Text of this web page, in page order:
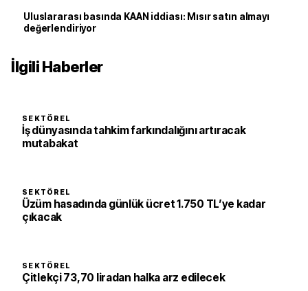
Uluslararası basında KAAN iddiası: Mısır satın almayı
değerlendiriyor
İlgili Haberler
SEKTÖREL
İş dünyasında tahkim farkındalığını artıracak
mutabakat
SEKTÖREL
Üzüm hasadında günlük ücret 1.750 TL’ye kadar
çıkacak
SEKTÖREL
Çitlekçi 73,70 liradan halka arz edilecek